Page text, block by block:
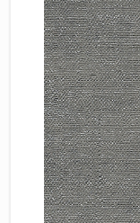
Обои под покраску
Краска